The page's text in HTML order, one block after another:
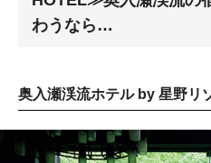
わうなら…
奥入瀬渓流ホテル by 星野リ